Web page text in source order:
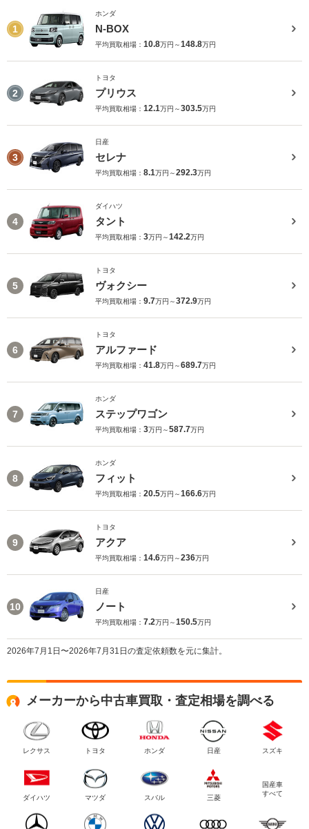
1
ホンダ
N-BOX
平均買取相場： 10.8万円～148.8万円
2
トヨタ
プリウス
平均買取相場： 12.1万円～303.5万円
3
日産
セレナ
平均買取相場： 8.1万円～292.3万円
4
ダイハツ
タント
平均買取相場： 3万円～142.2万円
5
トヨタ
ヴォクシー
平均買取相場： 9.7万円～372.9万円
6
トヨタ
アルファード
平均買取相場： 41.8万円～689.7万円
7
ホンダ
ステップワゴン
平均買取相場： 3万円～587.7万円
8
ホンダ
フィット
平均買取相場： 20.5万円～166.6万円
9
トヨタ
アクア
平均買取相場： 14.6万円～236万円
10
日産
ノート
平均買取相場： 7.2万円～150.5万円
2026年7月1日〜2026年7月31日の査定依頼数を元に集計。
メーカーから中古車買取・査定相場を調べる
レクサス トヨタ ホンダ 日産 スズキ
ダイハツ マツダ スバル 三菱
国産車
すべて